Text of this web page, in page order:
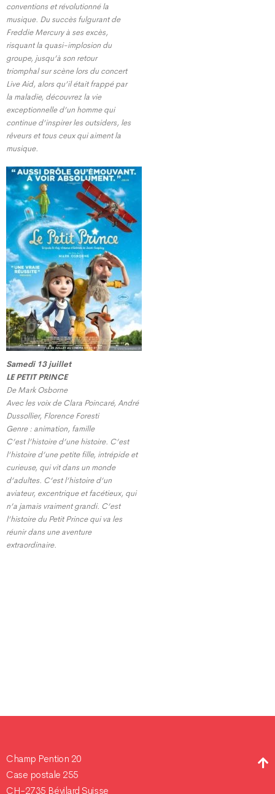
conventions et révolutionné la
musique. Du succès fulgurant de
Freddie Mercury à ses excès,
risquant la quasi-implosion du
groupe, jusqu’à son retour
triomphal sur scène lors du concert
Live Aid, alors qu’il était frappé par
la maladie, découvrez la vie
exceptionnelle d’un homme qui
continue d’inspirer les outsiders, les
rêveurs et tous ceux qui aiment la
musique.
Samedi 13 juillet
LE PETIT PRINCE
De Mark Osborne
Avec les voix de Clara Poincaré, André
Dussollier, Florence Foresti
Genre : animation, famille
C’est l’histoire d’une histoire. C’est
l’histoire d’une petite fille, intrépide et
curieuse, qui vit dans un monde
d’adultes. C’est l’histoire d’un
aviateur, excentrique et facétieux, qui
n’a jamais vraiment grandi. C’est
l’histoire du Petit Prince qui va les
réunir dans une aventure
extraordinaire.
Champ Pention 20
Case postale 255
CH-2735 Bévilard Suisse